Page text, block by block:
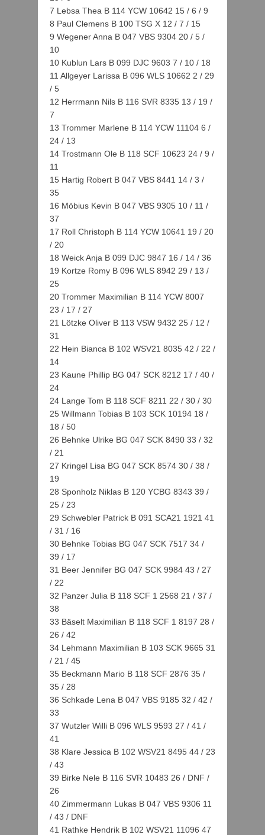
7 Lebsa Thea B 114 YCW 10642 15 / 6 / 9
8 Paul Clemens B 100 TSG X 12 / 7 / 15
9 Wegener Anna B 047 VBS 9304 20 / 5 /
10
10 Kublun Lars B 099 DJC 9603 7 / 10 / 18
11 Allgeyer Larissa B 096 WLS 10662 2 / 29
/ 5
12 Herrmann Nils B 116 SVR 8335 13 / 19 /
7
13 Trommer Marlene B 114 YCW 11104 6 /
24 / 13
14 Trostmann Ole B 118 SCF 10623 24 / 9 /
11
15 Hartig Robert B 047 VBS 8441 14 / 3 /
35
16 Möbius Kevin B 047 VBS 9305 10 / 11 /
37
17 Roll Christoph B 114 YCW 10641 19 / 20
/ 20
18 Weick Anja B 099 DJC 9847 16 / 14 / 36
19 Kortze Romy B 096 WLS 8942 29 / 13 /
25
20 Trommer Maximilian B 114 YCW 8007
23 / 17 / 27
21 Lötzke Oliver B 113 VSW 9432 25 / 12 /
31
22 Hein Bianca B 102 WSV21 8035 42 / 22 /
14
23 Kaune Phillip BG 047 SCK 8212 17 / 40 /
24
24 Lange Tom B 118 SCF 8211 22 / 30 / 30
25 Willmann Tobias B 103 SCK 10194 18 /
18 / 50
26 Behnke Ulrike BG 047 SCK 8490 33 / 32
/ 21
27 Kringel Lisa BG 047 SCK 8574 30 / 38 /
19
28 Sponholz Niklas B 120 YCBG 8343 39 /
25 / 23
29 Schwebler Patrick B 091 SCA21 1921 41
/ 31 / 16
30 Behnke Tobias BG 047 SCK 7517 34 /
39 / 17
31 Beer Jennifer BG 047 SCK 9984 43 / 27
/ 22
32 Panzer Julia B 118 SCF 1 2568 21 / 37 /
38
33 Bäselt Maximilian B 118 SCF 1 8197 28 /
26 / 42
34 Lehmann Maximilian B 103 SCK 9665 31
/ 21 / 45
35 Beckmann Mario B 118 SCF 2876 35 /
35 / 28
36 Schkade Lena B 047 VBS 9185 32 / 42 /
33
37 Wutzler Willi B 096 WLS 9593 27 / 41 /
41
38 Klare Jessica B 102 WSV21 8495 44 / 23
/ 43
39 Birke Nele B 116 SVR 10483 26 / DNF /
26
40 Zimmermann Lukas B 047 VBS 9306 11
/ 43 / DNF
41 Rathke Hendrik B 102 WSV21 11096 47